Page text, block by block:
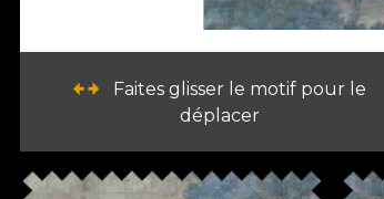
Faites glisser le motif pour le
déplacer